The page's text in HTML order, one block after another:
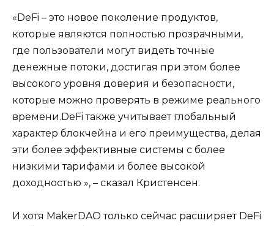
«DeFi – это новое поколение продуктов,
которые являются полностью прозрачными,
где пользователи могут видеть точные
денежные потоки, достигая при этом более
высокого уровня доверия и безопасности,
которые можно проверять в режиме реального
времени.DeFi также учитывает глобальный
характер блокчейна и его преимущества, делая
эти более эффективные системы с более
низкими тарифами и более высокой
доходностью », – сказал Кристенсен.
И хотя MakerDAO только сейчас расширяет DeFi